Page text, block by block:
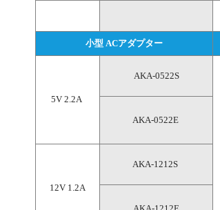
小型 ACアダプター
5V 2.2A
AKA-0522S
AKA-0522E
12V 1.2A
AKA-1212S